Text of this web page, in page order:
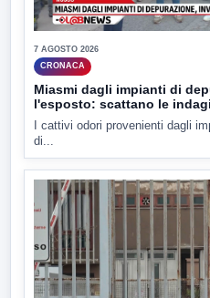
7 AGOSTO 2026
CRONACA
Miasmi dagli impianti di
l'esposto: scattano le
I cattivi odori provenienti dagli
di...